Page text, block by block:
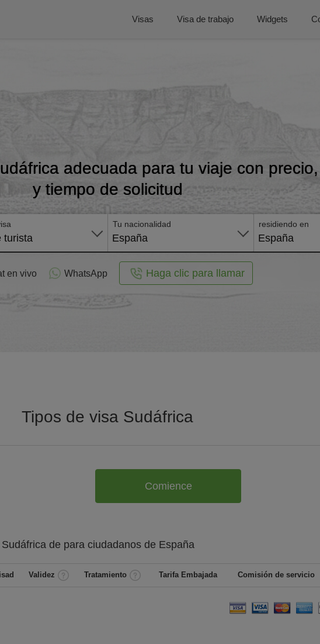
Visas Visa de trabajo Widgets
adecuada para tu viaje con
y tiempo de solicitud
turista
Tu nacionalidad
España
residiendo en
España
en vivo WhatsApp Haga clic para llamar
Tipos de visa Sudáfrica
Comience
de para ciudadanos de España
Validez Tratamiento Tarifa Embajada Comisión de servicio